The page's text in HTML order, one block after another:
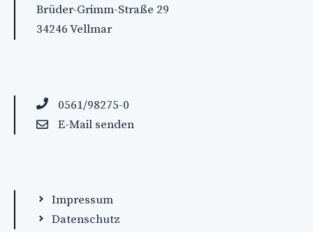
Brüder-Grimm-Straße 29
34246 Vellmar
0561/98275-0
E-Mail senden
Impressum
Datenschutz